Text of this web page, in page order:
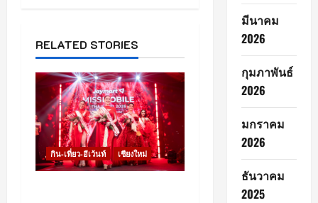
g
a
t
i
o
RELATED STORIES
กิน-เที่ยว-อีเว้นท์ เชียงใหม่
มีนาคม
2026
กุมภาพันธ์
2026
มกราคม
2026
ธันวาคม
2025